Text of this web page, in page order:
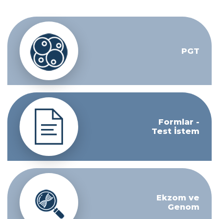
PGT
Formlar -
Test İstem
Ekzom ve
Genom